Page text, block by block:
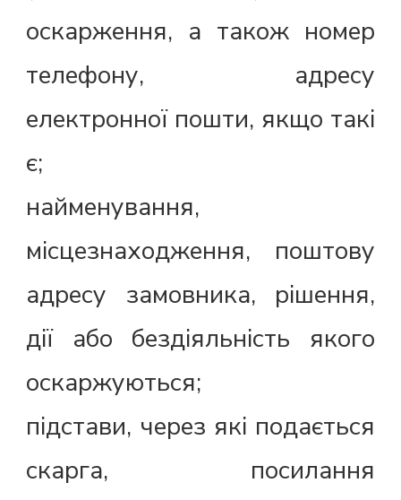
оскарження, а також номер
телефону, адресу
електронної пошти, якщо такі
є;
найменування,
місцезнаходження, поштову
адресу замовника, рішення,
дії або бездіяльність якого
оскаржуються;
підстави, через які подається
скарга, посилання